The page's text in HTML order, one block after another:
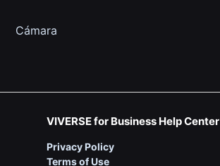
Cámara
VIVERSE for Business Help Center
Privacy Policy
Terms of Use